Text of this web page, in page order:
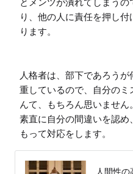
り、他の人に責任を押し
ります。
人格者は、部下であろう
重しているので、自分の
んて、もちろん思いません。
素直に自分の間違いを認
人間性